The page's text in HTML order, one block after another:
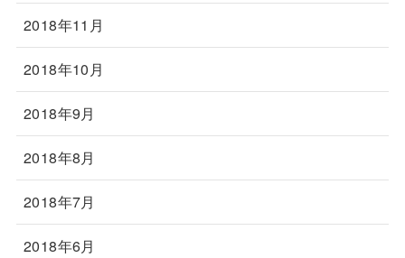
2018年11月
2018年10月
2018年9月
2018年8月
2018年7月
2018年6月